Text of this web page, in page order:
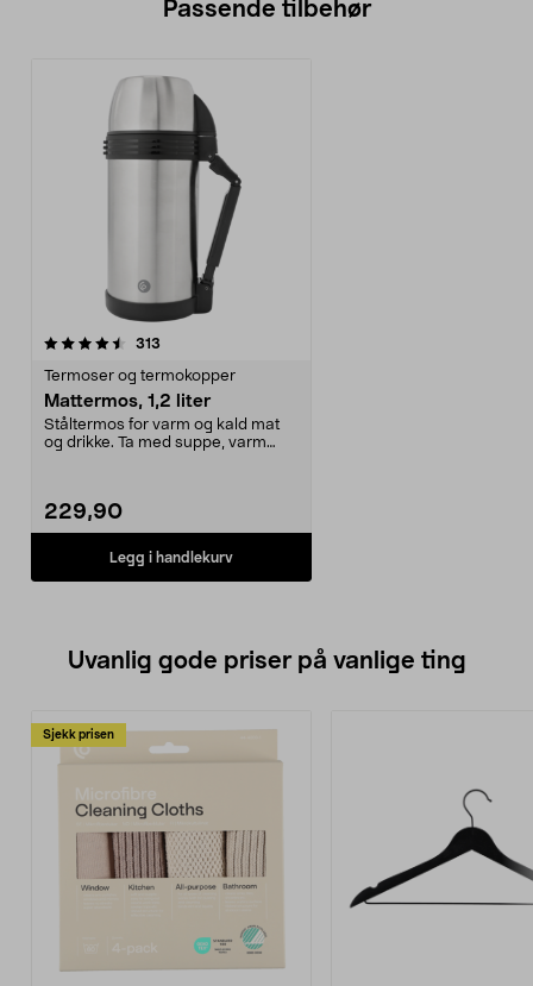
Passende tilbehør
313
Termoser og termokopper
Mattermos, 1,2 liter
Ståltermos for varm og kald mat
og drikke. Ta med suppe, varm
229,90
Legg i handlekurv
Uvanlig gode priser på vanlige ting
Sjekk prisen